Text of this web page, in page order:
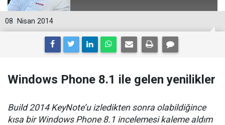
08 Nisan 2014
Windows Phone 8.1 ile gelen yenilikler
Build 2014 KeyNote’u izledikten sonra olabildiğince
kısa bir Windows Phone 8.1 incelemesi kaleme aldım